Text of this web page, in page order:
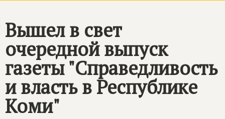
Вышел в свет
очередной выпуск
газеты "Справедливость
и власть в Республике
Коми"